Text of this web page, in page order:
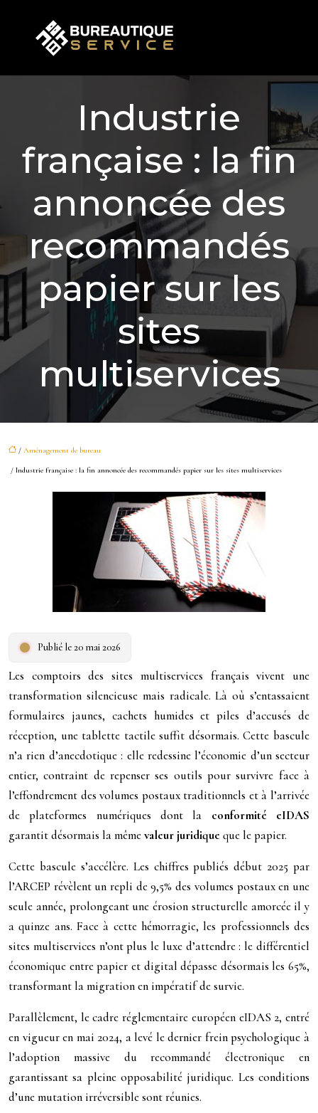
Industrie
française : la fin
annoncée des
recommandés
papier sur les
sites
multiservices
/ Aménagement de bureau
/ Industrie française : la fin annoncée des recommandés papier sur les sites multiservices
Publié le 20 mai 2026
Les comptoirs des sites multiservices français vivent une
transformation silencieuse mais radicale. Là où s’entassaient
formulaires jaunes, cachets humides et piles d’accusés de
réception, une tablette tactile suffit désormais. Cette bascule
n’a rien d’anecdotique : elle redessine l’économie d’un secteur
entier, contraint de repenser ses outils pour survivre face à
l’effondrement des volumes postaux traditionnels et à l’arrivée
de plateformes numériques dont la conformité eIDAS
garantit désormais la mêmevaleur juridique que le papier.
Cette bascule s’accélère. Les chiffres publiés début 2025 par
l’ARCEP révèlent un repli de 9,5% des volumes postaux en une
seule année, prolongeant une érosion structurelle amorcée il y
a quinze ans. Face à cette hémorragie, les professionnels des
sites multiservices n’ont plus le luxe d’attendre : le différentiel
économique entre papier et digital dépasse désormais les 65%,
transformant la migration en impératif de survie.
Parallèlement, le cadre réglementaire européen eIDAS 2, entré
en vigueur en mai 2024, a levé le dernier frein psychologique à
l’adoption massive du recommandé électronique en
garantissant sa pleine opposabilité juridique. Les conditions
d’une mutation irréversible sont réunies.